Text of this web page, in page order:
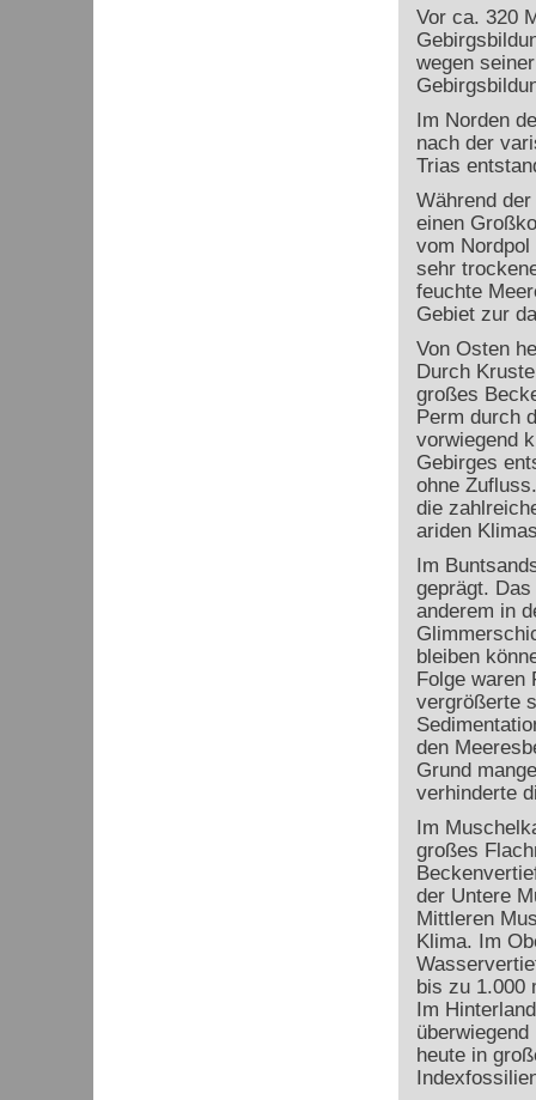
Vor ca. 320
wegen
Im Norden
nach der
Trias
Während
einen
vom
sehr
feuchte
Gebiet zur
Von Osten
Durch
großes
Perm durch
vorwiegend
Gebirges
ohne
die
ariden
Im
geprägt.
anderem in
bleiben
Folge waren
vergrößerte
den
Grund
verhinderte
Im
großes
der Untere
Mittleren
Klima. Im
bis zu 1.000
Im
heute in